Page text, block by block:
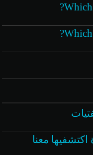
Which
Which